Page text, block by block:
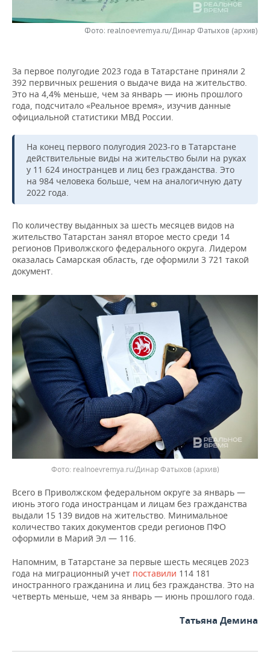
НЕФТЕХИМИЯ
ЭНЕРГЕТИКА
РОЗНИЧНАЯ ТОРГОВЛЯ
УСЛУГИ
НОВОСТИ ТЕХНОЛОГИЙ
МЕДИА
ТЕЛЕКОММУНИКАЦИИ
МЕРОПРИЯТИЯ
ВЫЕЗДНАЯ РЕДАКЦИЯ
БИЗНЕС-БРАНЧИ
ONLINE-КОНФЕРЕНЦИИ
ОТКРЫТАЯ ЛЕКЦИЯ
НОВОСТИ СПОРТА
ФУТБОЛ
ХОККЕЙ
БАСКЕТБОЛ
ВОЛЕЙБОЛ
ФИГУРНОЕ КАТАНИЕ
ВОДНЫЕ ВИДЫ СПОРТА
ХОККЕЙ С МЯЧОМ
ОБЩЕСТВО
НОВОСТИ ОБЩЕСТВА
ВЛАСТЬ
ИНФРАСТРУКТУРА
ИСТОРИЯ
МЕДИЦИНА
ОБРАЗОВАНИЕ
ПРОИСШЕСТВИЯ
ФОТОГАЛЕРЕЯ
СЮЖЕТЫ
СПРАВОЧНИК
СПИСОК ПЕРСОН
ПОЛНАЯ ВЕРСИЯ
Фото: realnoevremya.ru/Динар Фатыхов (архив)
За первое полугодие 2023 года в Татарстане приняли 2
392 первичных решения о выдаче вида на жительство.
Это на 4,4% меньше, чем за январь — июнь прошлого
года, подсчитало «Реальное время», изучив данные
официальной статистики МВД России.
На конец первого полугодия 2023-го в Татарстане
действительные виды на жительство были на руках
у 11 624 иностранцев и лиц без гражданства. Это
на 984 человека больше, чем на аналогичную дату
2022 года.
По количеству выданных за шесть месяцев видов на
жительство Татарстан занял второе место среди 14
регионов Приволжского федерального округа. Лидером
оказалась Самарская область, где оформили 3 721 такой
документ.
realnoevremya.ru/Динар Фатыхов (архив)
Всего в Приволжском федеральном округе за январь —
июнь этого года иностранцам и лицам без гражданства
выдали 15 139 видов на жительство. Минимальное
количество таких документов среди регионов ПФО
оформили в Марий Эл — 116.
Напомним, в Татарстане за первые шесть месяцев 2023
года на миграционный учет поставили 114 181
иностранного гражданина и лиц без гражданства. Это на
четверть меньше, чем за январь — июнь прошлого года.
Татьяна Демина